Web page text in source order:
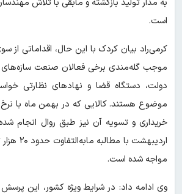
به مدار تولید بازگشته و مابقی با تلاش
است.
کرمی‌راد بیان کردک با این حال، اقداماتی از
موجب گله‌مندی برخی فعالان صنعت سازه‌های
دولت، دستگاه قضا و نهادهای نظارتی
خریداری و تسویه آن نیز طبق روال انجام
اردیبهشت
مواجه شده است.
وی ادامه داد: در شرایط ویژه کشور، این